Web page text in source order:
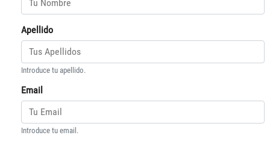
Apellido
Introduce tu apellido.
Email
Introduce tu email.